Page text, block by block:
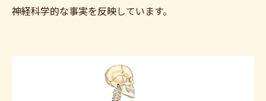
神経科学的な事実を反映しています。